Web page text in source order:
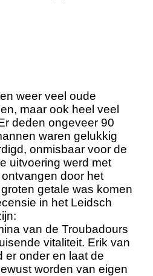
weer veel oude
maar ook heel veel
deden ongeveer 90
waren gelukkig
onmisbaar voor de
uitvoering werd met
door het
getale was komen
in het Leidsch
van de Troubadours
vitaliteit. Erik van
er onder en laat de
worden van eigen